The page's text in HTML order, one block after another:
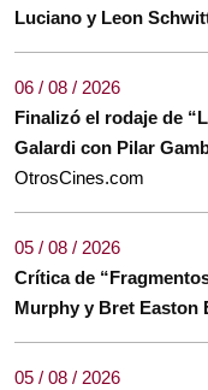
Luciano y Leon
06 / 08 / 2026
Finalizó el rodaje de
Galardi con Pilar
OtrosCines.com
05 / 08 / 2026
Crítica de
Murphy y Bret Easton
05 / 08 / 2026